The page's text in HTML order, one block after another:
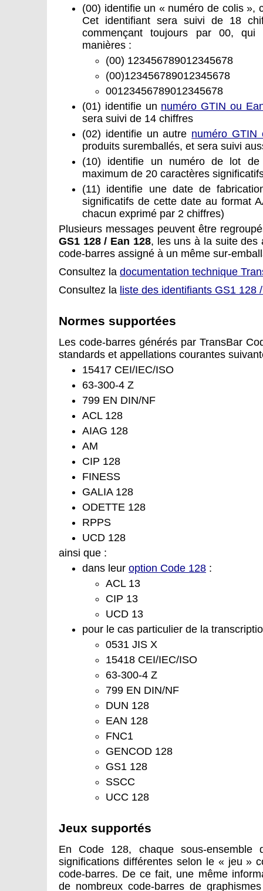
(00) identifie un « numéro de colis »,
Cet identifiant sera suivi de 18
commençant toujours par 00,
manières :
(00) 123456789012345678
(00)123456789012345678
00123456789012345678
(01) identifie un numéro GTIN ou
sera suivi de 14 chiffres
(02) identifie un autre numéro GTIN
produits suremballés, et sera suivi
(10) identifie un numéro de lot
maximum de 20 caractères
(11) identifie une date de
significatifs de cette date au format
chacun exprimé par 2 chiffres)
Plusieurs messages peuvent être
GS1 128 / Ean 128, les uns à la suite des
code-barres assigné à un même sur-
Consultez la documentation technique
Consultez la liste des identifiants GS1 128
Normes supportées
Les code-barres générés par TransBar
standards et appellations courantes
15417 CEI/IEC/ISO
63-300-4 Z
799 EN DIN/NF
ACL 128
AIAG 128
AM
CIP 128
FINESS
GALIA 128
ODETTE 128
RPPS
UCD 128
ainsi que :
dans leur option Code 128 :
ACL 13
CIP 13
UCD 13
pour le cas particulier de la
0531 JIS X
15418 CEI/IEC/ISO
63-300-4 Z
799 EN DIN/NF
DUN 128
EAN 128
FNC1
GENCOD 128
GS1 128
SSCC
UCC 128
Jeux supportés
En Code 128, chaque sous-ensemble
significations différentes selon le « jeu »
code-barres. De ce fait, une même
de nombreux code-barres de